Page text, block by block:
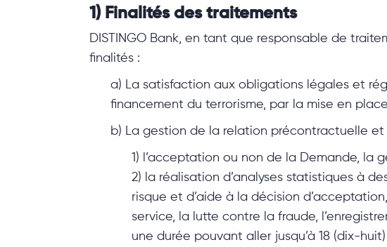
1) Finalités des traitements
DISTINGO Bank, en tant que responsable de
finalités :
a) La satisfaction aux obligations légales et
financement du terrorisme, par la mise en
b) La gestion de la relation précontractuelle
1) l’acceptation ou non de la Demande, la
2) la réalisation d’analyses statistiques à
risque et d’aide à la décision
service, la lutte contre la fraude,
une durée pouvant aller jusqu’à 18 (dix-